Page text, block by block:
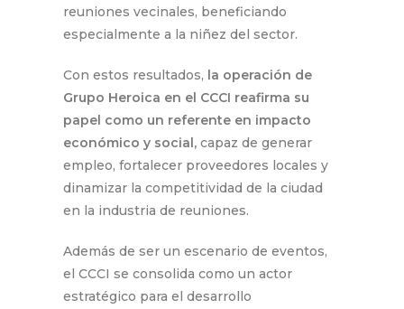
reuniones vecinales, beneficiando
especialmente a la niñez del sector.
Con estos resultados, la operación de
Grupo Heroica en el CCCI reafirma su
papel como un referente en impacto
económico y social, capaz de generar
empleo, fortalecer proveedores locales y
dinamizar la competitividad de la ciudad
en la industria de reuniones.
Además de ser un escenario de eventos,
el CCCI se consolida como un actor
estratégico para el desarrollo